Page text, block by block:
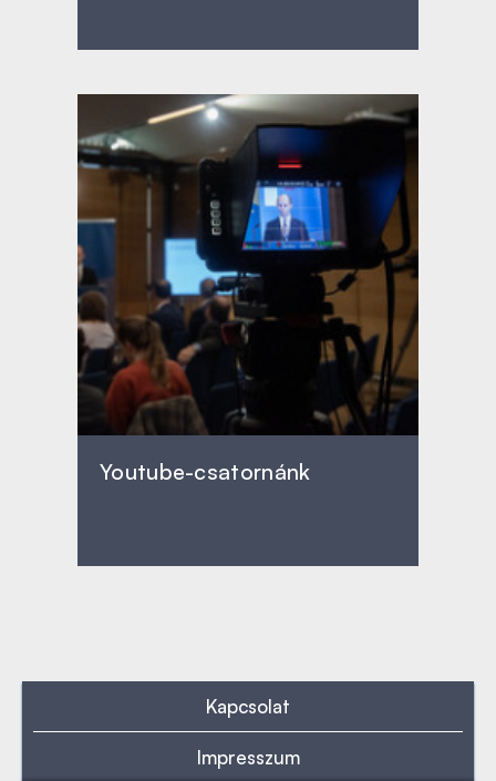
Youtube-csatornánk
Kapcsolat
Impresszum